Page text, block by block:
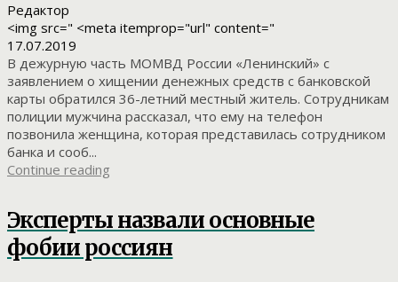
Редактор
<img src=" <meta itemprop="url" content="
17.07.2019
В дежурную часть МОМВД России «Ленинский» с
заявлением о хищении денежных средств с банковской
карты обратился 36-летний местный житель. Сотрудникам
полиции мужчина рассказал, что ему на телефон
позвонила женщина, которая представилась сотрудником
банка и сооб...
Continue reading
Эксперты назвали основные
фобии россиян